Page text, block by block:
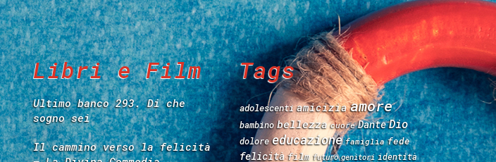
Libri e Film
Ultimo banco 293. Di che
sogno sei
Il cammino verso la felicità
Tags
adolescenti amicizia amore
bambino bellezza cuore Dante Dio
dolore educazione famiglia fede
felicità film futuro genitori identità